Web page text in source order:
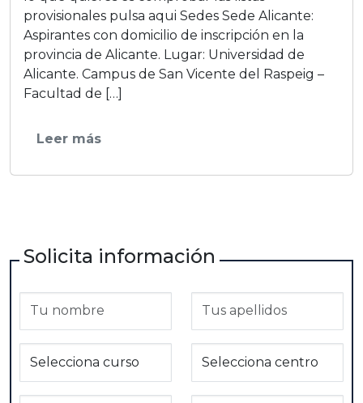
provisionales pulsa aqui Sedes Sede Alicante:
Aspirantes con domicilio de inscripción en la
provincia de Alicante. Lugar: Universidad de
Alicante. Campus de San Vicente del Raspeig –
Facultad de […]
Leer más
Solicita información